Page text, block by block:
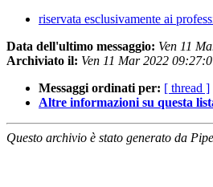
riservata esclusivamente ai
Data dell'ultimo messaggio: Ven 11
Archiviato il: Ven 11 Mar 2022
Messaggi ordinati per: [ thread ]
Altre informazioni su questa
Questo archivio è stato generato da